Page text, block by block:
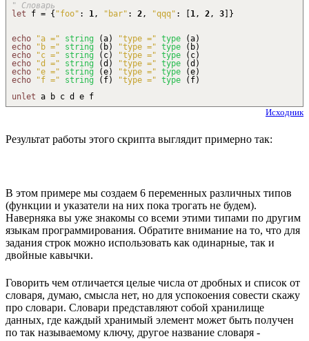
" Словарь
let f = { "foo" : 1, "bar" : 2, "qqq" : 1, 2, 3 }
echo "a =" string (a) "type =" type (a)
echo
"b =" string ( b) "type =" type ( b)
echo
"c =" string ( c) "type =" type ( c)
echo
"d =" string (d ) "type =" type (d )
echo
"e =" string (e) "type =" type (e)
echo
"f =" string ( f) "type =" type ( f)
unlet a b c d e f
Исходник
Результат работы этого скрипта выглядит примерно так:
В этом примере мы создаем 6 переменных различных типов
(функции и указатели на них пока трогать не будем).
Наверняка вы уже знакомы со всеми этими типами по другим
языкам программирования. Обратите внимание на то, что для
задания строк можно использовать как одинарные, так и
двойные кавычки.
Говорить чем отличается целые числа от дробных и список от
словаря, думаю, смысла нет, но для успокоения совести скажу
про словари. Словари представляют собой хранилище
данных, где каждый хранимый элемент может быть получен
по так называемому ключу, другое название словаря -